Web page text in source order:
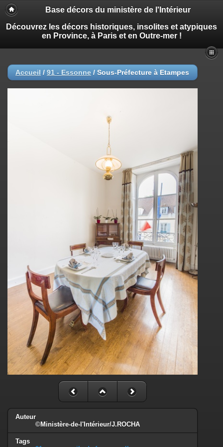
Base décors du ministère de l'Intérieur
Découvrez les décors historiques, insolites et atypiques
en Province, à Paris et en Outre-mer !
Accueil / 91 - Essonne / Sous-Préfecture à Etampes
Auteur
©Ministère-de-l'Intérieur/J.ROCHA
Tags